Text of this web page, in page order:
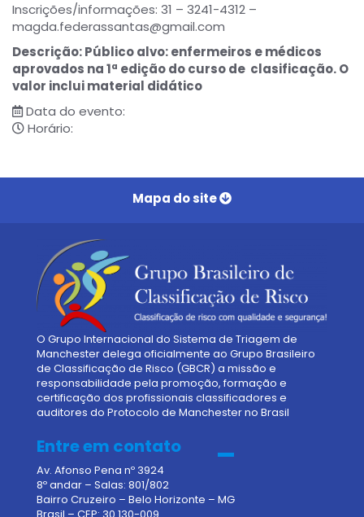
Inscrições/informações: 31 – 3241-4312 –
magda.federassantas@gmail.com
Descrição: Público alvo: enfermeiros e médicos
aprovados na 1ª edição do curso de clasificação. O
valor inclui material didático
Data do evento:
Horário:
Mapa do site
Institucional
Serviços
Manchester
GFP
SMVSim
Parceiros
Contato
O Grupo Internacional do Sistema de Triagem de
Manchester delega oficialmente ao Grupo Brasileiro
de Classificação de Risco (GBCR) a missão e
responsabilidade pela promoção, formação e
certificação dos profissionais classificadores e
auditores do Protocolo de Manchester no Brasil
Entre em contato
Av. Afonso Pena nº 3924
8º andar – Salas: 801/802
Bairro Cruzeiro – Belo Horizonte – MG